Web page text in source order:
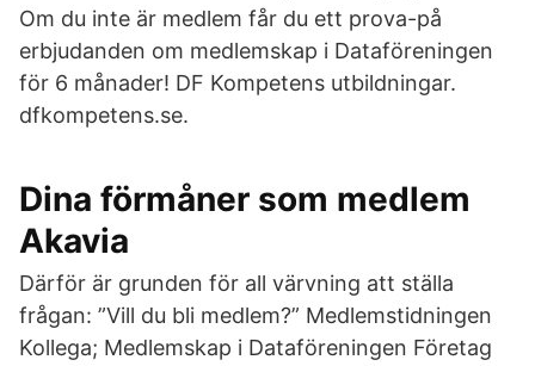
Om du inte är medlem får du ett prova-på
erbjudanden om medlemskap i Dataföreningen
för 6 månader! DF Kompetens utbildningar.
dfkompetens.se.
Dina förmåner som medlem
Akavia
Därför är grunden för all värvning att ställa
frågan: ”Vill du bli medlem?” Medlemstidningen
Kollega; Medlemskap i Dataföreningen Företag